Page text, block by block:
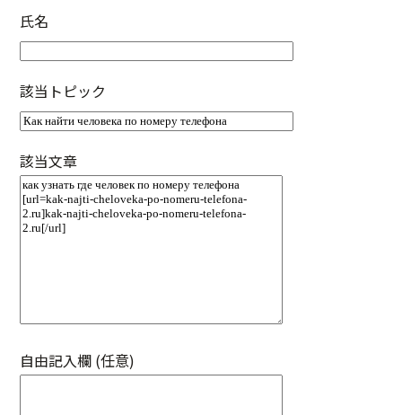
氏名
該当トピック
該当文章
自由記入欄 (任意)